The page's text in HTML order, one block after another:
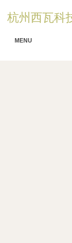
杭州西瓦科
MENU